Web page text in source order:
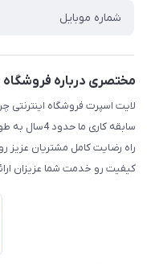
مختصری درباره فروشگاه
لایت اسپرت فروشگاه اینترنتی
سابقه کاری
راه رضایت کامل مشتریان عزیز
کیفیت رو خدمت شما عزیزان